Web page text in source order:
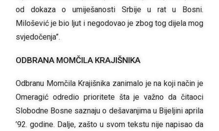
od dokaza o umiješanosti Srbije u rat u Bosni.
Milošević je bio ljut i negodovao je zbog tog dijela mog
svjedočenja”.
ODBRANA MOMČILA KRAJIŠNIKA
Odbranu Momčila Krajišnika zanimalo je na koji način je
Omeragić odredio prioritete šta je važno da čitaoci
Slobodne Bosne saznaju o dešavanjima u Bijeljini aprila
’92. godine. Dalje, zašto u svom tekstu nije napisao da